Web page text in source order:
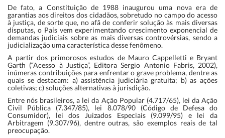
De fato, a Constituição de 1988 inaugurou uma nova era de
garantias aos direitos dos cidadãos, sobretudo no campo do acesso
à justiça, de sorte que, no afã de conferir solução às mais diversas
disputas, o País vem experimentando crescimento exponencial de
demandas judiciais sobre as mais diversas controvérsias, sendo a
judicialização uma característica desse fenômeno.
A partir dos primorosos estudos de Mauro Cappelletti e Bryant
Garth (“Acesso à Justiça”, Editora Sergio Antonio Fabris, 2002),
inúmeras contribuições para enfrentar o grave problema, dentre as
quais se destacam: a) assistência judiciária gratuita; b) as ações
coletivas; c) soluções alternativas à jurisdição.
Entre nós brasileiros, a lei da Ação Popular (4.717/65), lei da Ação
Civil Pública (7.347/85), lei 8.078/90 (Código de Defesa do
Consumidor), lei dos Juizados Especiais (9.099/95) e lei da
Arbitragem (9.307/96), dentre outras, são exemplos reais de tal
preocupação.